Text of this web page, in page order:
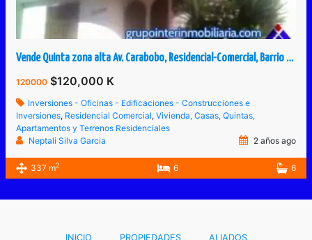
Vende Quinta zona alta Av. Carabobo, Residencial-Comercial, Barrio Obrero, San Cristóbal, Táchira, Venezuela.
120000 $120,000 K
Inversiones - Oficinas - Edificaciones - Construcciones e
Inversiones, Residencial Comercial,Vivienda, Casas, Quintas,
Apartamentos y Terrenos Residenciales
Neptali Silva Garcia
2 años ago
337 m2 6 6
INICIO PROPIEDADES ALIADOS